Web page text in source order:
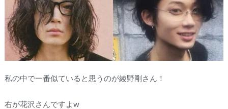
私の中で一番似ていると思うのが綾野剛さん！
右が花沢さんですよw